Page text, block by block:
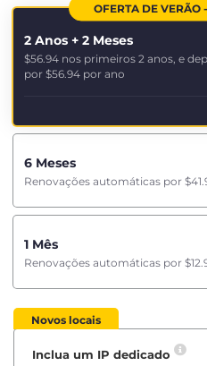
OFERTA DE VERÃO
2 Anos + 2 Meses
$56.94 nos primeiros 2 anos, e
por $56.94 por ano
6 Meses
Renovações automáticas por
1 Mês
Renovações automáticas por
Novos locais
Inclua um IP dedicado